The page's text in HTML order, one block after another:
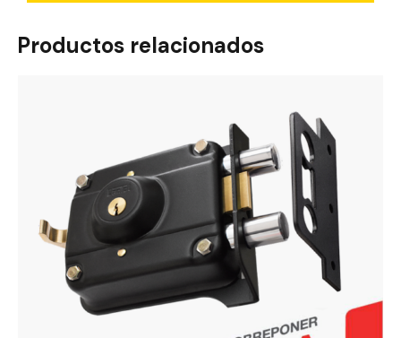
Productos relacionados